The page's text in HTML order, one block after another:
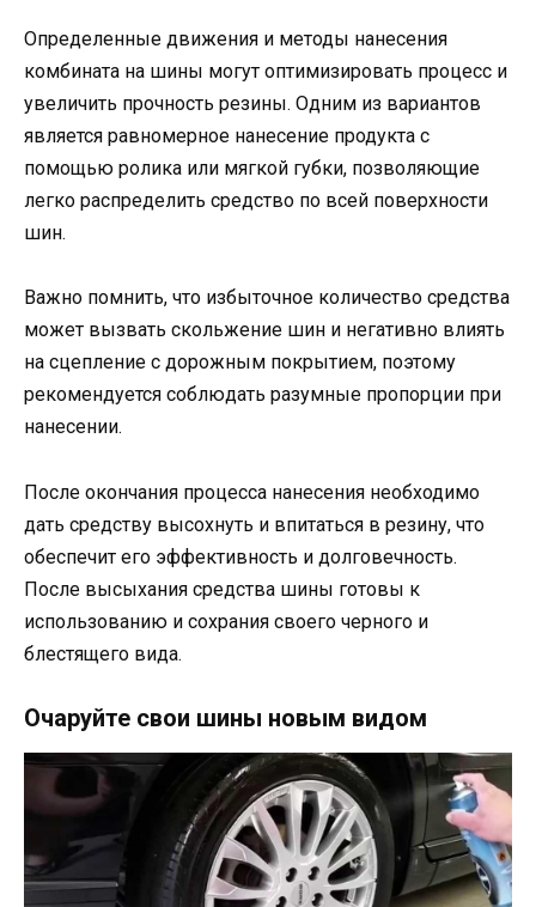
Определенные движения и методы нанесения
комбината на шины могут оптимизировать процесс и
увеличить прочность резины. Одним из вариантов
является равномерное нанесение продукта с
помощью ролика или мягкой губки, позволяющие
легко распределить средство по всей поверхности
шин.
Важно помнить, что избыточное количество средства
может вызвать скольжение шин и негативно влиять
на сцепление с дорожным покрытием, поэтому
рекомендуется соблюдать разумные пропорции при
нанесении.
После окончания процесса нанесения необходимо
дать средству высохнуть и впитаться в резину, что
обеспечит его эффективность и долговечность.
После высыхания средства шины готовы к
использованию и сохрания своего черного и
блестящего вида.
Очаруйте свои шины новым видом